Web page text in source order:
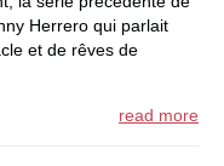
Herrero qui parlait
et de rêves de
read more